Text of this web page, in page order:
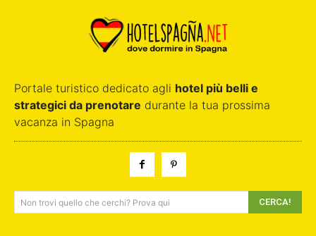
Portale turistico dedicato agli hotel più belli e
strategici da prenotare durante la tua prossima
vacanza in Spagna
Non trovi quello che cerchi? Prova qui CERCA!